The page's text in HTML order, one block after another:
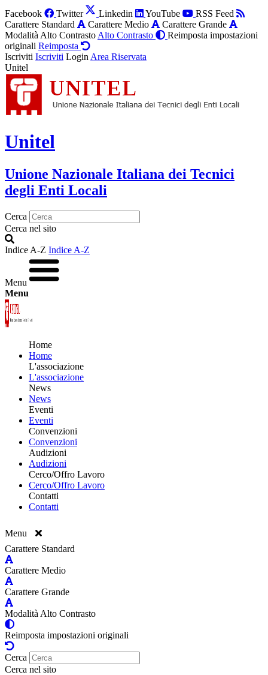
Facebook Twitter Linkedin YouTube
RSS Feed
Carattere Standard
Carattere Medio
Carattere Grande
Modalità Alto Contrasto Alto Contrasto
Reimposta impostazioni
originali Reimposta
Iscriviti Iscriviti Login Area Riservata
Unitel
Unitel
Unione Nazionale Italiana dei Tecnici
degli Enti Locali
Cerca
Cerca nel sito
Indice A-Z Indice A-Z
Menu
Menu
Home
Home
L'associazione
L'associazione
News
News
Eventi
Eventi
Convenzioni
Convenzioni
Audizioni
Audizioni
Cerco/Offro Lavoro
Cerco/Offro Lavoro
Contatti
Contatti
Menu
Carattere Standard
Carattere Medio
Carattere Grande
Modalità Alto Contrasto
Reimposta impostazioni originali
Cerca
Cerca nel sito